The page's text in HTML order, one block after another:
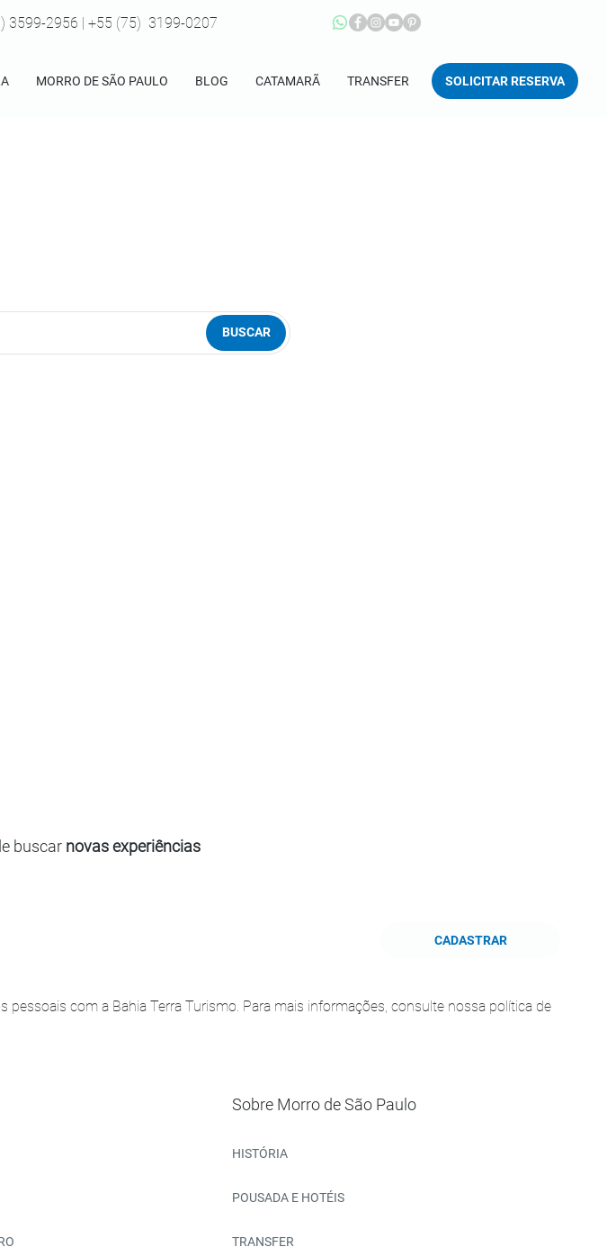
MORRO DE SÃO PAULO BLOG CATAMARÃ TRANSFER SOLICITAR RESERVA
3599-2956 | +55 (75) 3199-0207
BUSCAR
Sobre Morro de São Paulo
HISTÓRIA
POUSADA E HOTÉIS
TRANSFER
buscar novas experiências
CADASTRAR
com a Bahia Terra Turismo. Para mais informações, consulte nossa política de